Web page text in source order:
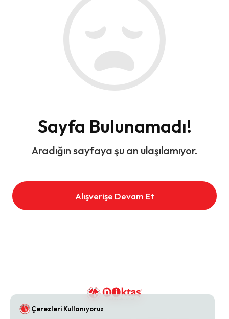
Sayfa Bulunamadı!
Aradığın sayfaya şu an ulaşılamıyor.
Alışverişe Devam Et
Çerezleri Kullanıyoruz